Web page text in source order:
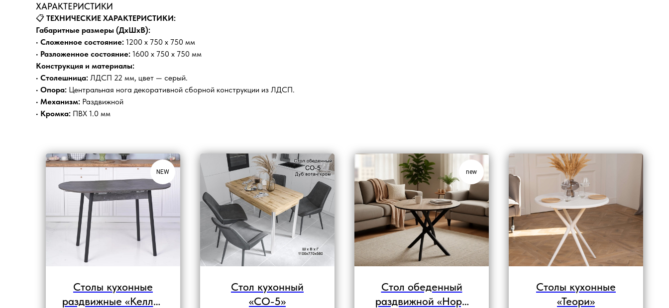
ХАРАКТЕРИСТИКИ
📋 ТЕХНИЧЕСКИЕ ХАРАКТЕРИСТИКИ:
Габаритные размеры (ДхШхВ):
• Сложенное состояние: 1200 х 750 х 750 мм
• Разложенное состояние: 1600 х 750 х 750 мм
Конструкция и материалы:
• Столешница: ЛДСП 22 мм, цвет — серый.
• Опора: Центральная нога декоративной сборной конструкции из ЛДСП.
• Механизм: Раздвижной
• Кромка: ПВХ 1.0 мм
NEW
Столы кухонные
раздвижные «Келли»
Стол кухонный
«СО-5»
new
Стол обеденный
раздвижной «Норд
Столы кухонные
«Теори»